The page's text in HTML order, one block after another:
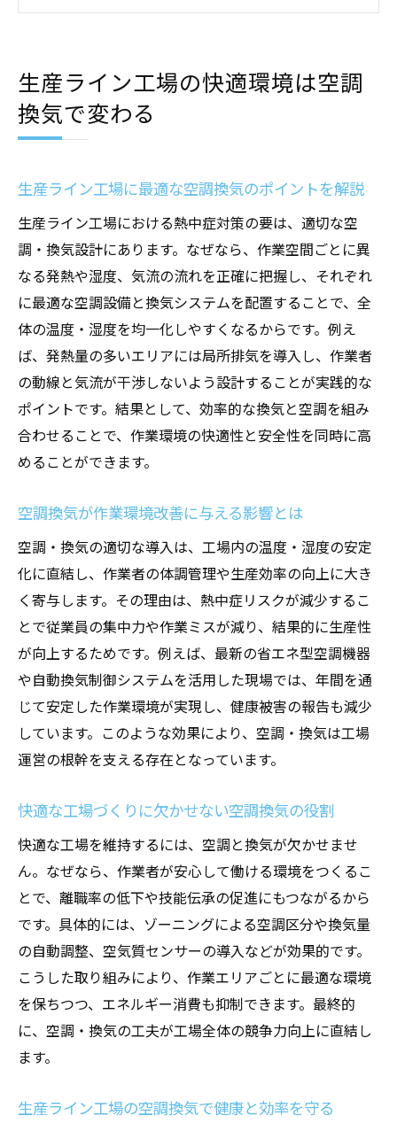
守る
現場の声から見る空調換気の重要性と効果
空調換気による生産ライン工場の環境変革
熱中症対策に強い工場設計の秘訣とは
生産ライン工場の空調換気で熱中症リスク
を減らす工夫
熱中症対策を高める工場設計と空調換気の
新常識
効果的な熱中症対策を支える空調換気の選
び方
快適な工場設計には空調換気の最適化が必
須
生産ライン工場で実践する熱中症防止策の
空調換気を活かす工場設計の熱中症対策事
例
空調と換気が支える作業現場の安全性
生産ライン工場の安全性向上に役立つ空調
換気の工夫
作業現場のリスク低減に貢献する空調換気
対策
空調換気が作業者の健康と安全を守る理由
生産ライン工場での安全管理と空調換気の
関連性
現場に合わせた空調換気で事故防止を実現
作業現場の安全確保に不可欠な空調換気の
実践法
労働安全を守る生産ライン工場の換気術
生産ライン工場に求められる換気システム
の工夫
換気の工夫で労働安全レベルを高める方法
労働災害対策として有効な換気の最新動向
生産ライン工場での換気術と健康管理の重
須
生産ライン工場の快適環境は空調
換気で変わる
生産ライン工場に最適な空調換気のポイントを解説
生産ライン工場における熱中症対策の要は、適切な空
調・換気設計にあります。なぜなら、作業空間ごとに異
なる発熱や湿度、気流の流れを正確に把握し、それぞれ
に最適な空調設備と換気システムを配置することで、全
体の温度・湿度を均一化しやすくなるからです。例え
ば、発熱量の多いエリアには局所排気を導入し、作業者
の動線と気流が干渉しないよう設計することが実践的な
ポイントです。結果として、効率的な換気と空調を組み
合わせることで、作業環境の快適性と安全性を同時に高
めることができます。
空調換気が作業環境改善に与える影響とは
空調・換気の適切な導入は、工場内の温度・湿度の安定
化に直結し、作業者の体調管理や生産効率の向上に大き
く寄与します。その理由は、熱中症リスクが減少するこ
とで従業員の集中力や作業ミスが減り、結果的に生産性
が向上するためです。例えば、最新の省エネ型空調機器
や自動換気制御システムを活用した現場では、年間を通
じて安定した作業環境が実現し、健康被害の報告も減少
しています。このような効果により、空調・換気は工場
運営の根幹を支える存在となっています。
快適な工場づくりに欠かせない空調換気の役割
快適な工場を維持するには、空調と換気が欠かせませ
ん。なぜなら、作業者が安心して働ける環境をつくるこ
とで、離職率の低下や技能伝承の促進にもつながるから
です。具体的には、ゾーニングによる空調区分や換気量
の自動調整、空気質センサーの導入などが効果的です。
こうした取り組みにより、作業エリアごとに最適な環境
を保ちつつ、エネルギー消費も抑制できます。最終的
に、空調・換気の工夫が工場全体の競争力向上に直結し
ます。
生産ライン工場の空調換気で健康と効率を守る